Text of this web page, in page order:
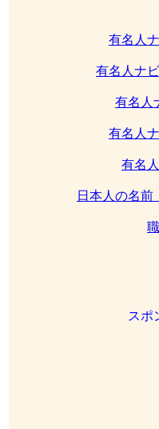
有名人
有名人ナ
有名
有名人
有名
日本人の名前
スポ